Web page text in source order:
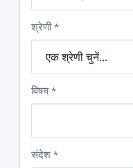
श्रेणी *
विषय *
संदेश *